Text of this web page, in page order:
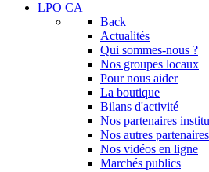
LPO CA
Back
Actualités
Qui sommes-nous ?
Nos groupes locaux
Pour nous aider
La boutique
Bilans d'activité
Nos partenaires
Nos autres partenaires
Nos vidéos en ligne
Marchés publics